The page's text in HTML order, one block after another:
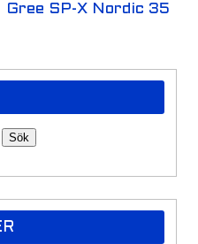
Gree SP-X Nordic 35
Sök